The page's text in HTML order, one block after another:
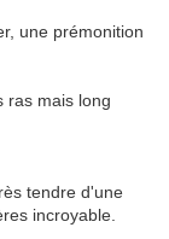
une prémonition
ras mais long
tendre d'une
incroyable.